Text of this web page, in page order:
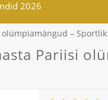
2026
olümpiamängud –
Pariisi